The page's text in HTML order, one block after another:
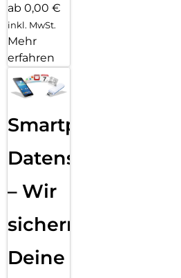
ab 0,00 €
inkl. MwSt.
Mehr
erfahren
Smartphone
Datensicherung
– Wir
sichern
Deine